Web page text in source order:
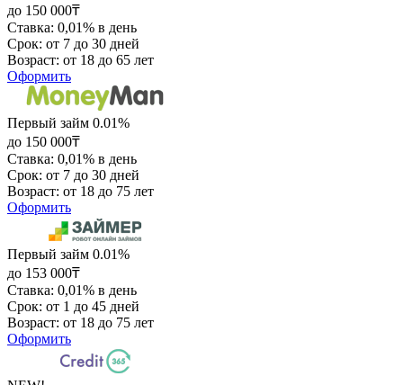
до 150 000₸
Ставка: 0,01% в день
Срок: от 7 до 30 дней
Возраст: от 18 до 65 лет
Оформить
Первый займ 0.01%
до 150 000₸
Ставка: 0,01% в день
Срок: от 7 до 30 дней
Возраст: от 18 до 75 лет
Оформить
Первый займ 0.01%
до 153 000₸
Ставка: 0,01% в день
Срок: от 1 до 45 дней
Возраст: от 18 до 75 лет
Оформить